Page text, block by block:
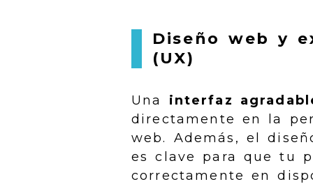
Diseño web y
(UX)
Una interfaz
directamente en la
web. Además, el
es clave para que tu
correctamente en